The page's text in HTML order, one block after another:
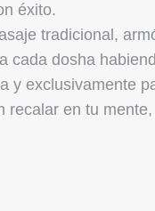
éxito.
tradicional,
cada dosha
y exclusivamente
en tu